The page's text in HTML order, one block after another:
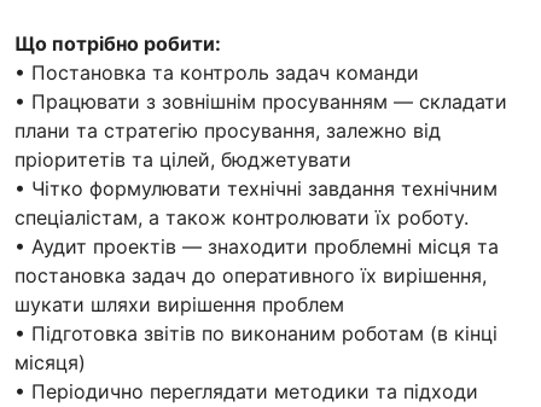
Що потрібно робити:
• Постановка та контроль задач команди
• Працювати з зовнішнім просуванням — складати
плани та стратегію просування, залежно від
пріоритетів та цілей, бюджетувати
• Чітко формулювати технічні завдання технічним
спеціалістам, а також контролювати їх роботу.
• Аудит проектів — знаходити проблемні місця та
постановка задач до оперативного їх вирішення,
шукати шляхи вирішення проблем
• Підготовка звітів по виконаним роботам (в кінці
місяця)
• Періодично переглядати методики та підходи